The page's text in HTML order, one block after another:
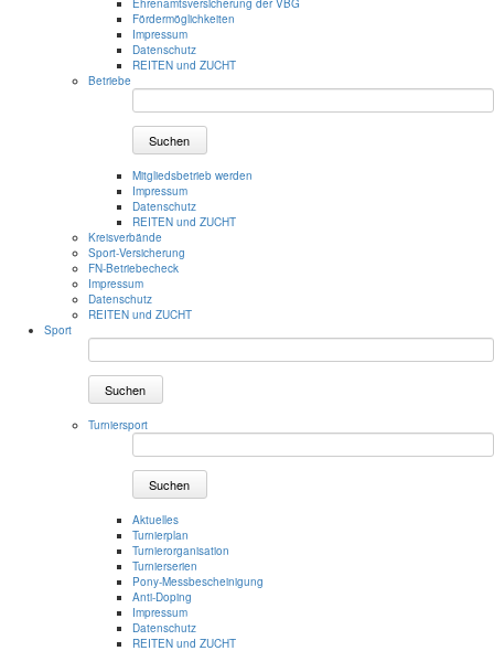
Ehrenamtsversicherung der VBG
Fördermöglichkeiten
Impressum
Datenschutz
REITEN und ZUCHT
Betriebe
Suchen
Mitgliedsbetrieb werden
Impressum
Datenschutz
REITEN und ZUCHT
Kreisverbände
Sport-Versicherung
FN-Betriebecheck
Impressum
Datenschutz
REITEN und ZUCHT
Sport
Suchen
Turniersport
Suchen
Aktuelles
Turnierplan
Turnierorganisation
Turnierserien
Pony-Messbescheinigung
Anti-Doping
Impressum
Datenschutz
REITEN und ZUCHT